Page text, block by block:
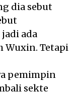
dia sebut
ada
Wuxin. Tetapi
pemimpin
sekte